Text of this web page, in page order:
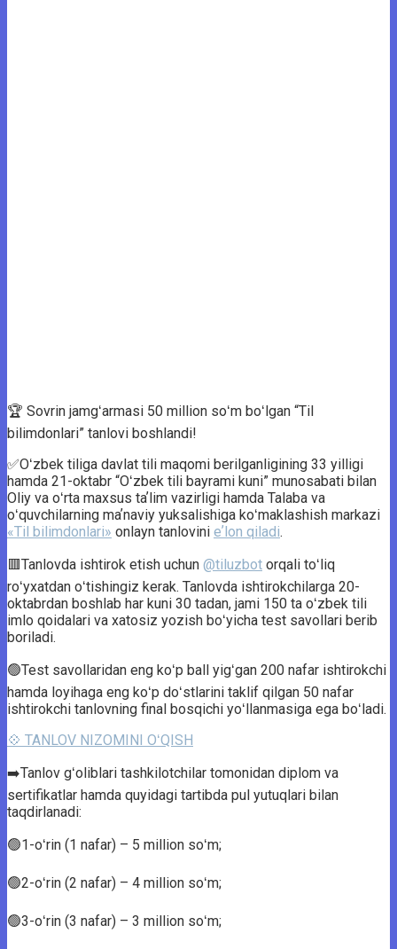
🏆 Sovrin jamgʻarmasi 50 million soʻm boʻlgan “Til
bilimdonlari” tanlovi boshlandi!
✅️Oʻzbek tiliga davlat tili maqomi berilganligining 33 yilligi
hamda 21-oktabr “Oʻzbek tili bayrami kuni” munosabati bilan
Oliy va oʻrta maxsus taʼlim vazirligi hamda Talaba va
oʻquvchilarning maʼnaviy yuksalishiga koʻmaklashish markazi
«Til bilimdonlari» onlayn tanlovini eʼlon qiladi.
🟥Tanlovda ishtirok etish uchun @tiluzbot orqali toʻliq
roʻyxatdan oʻtishingiz kerak. Tanlovda ishtirokchilarga 20-
oktabrdan boshlab har kuni 30 tadan, jami 150 ta oʻzbek tili
imlo qoidalari va xatosiz yozish boʻyicha test savollari berib
boriladi.
🟢Test savollaridan eng koʻp ball yigʻgan 200 nafar ishtirokchi
hamda loyihaga eng koʻp doʻstlarini taklif qilgan 50 nafar
ishtirokchi tanlovning final bosqichi yoʻllanmasiga ega boʻladi.
💠 TANLOV NIZOMINI OʻQISH
➡️Tanlov gʻoliblari tashkilotchilar tomonidan diplom va
sertifikatlar hamda quyidagi tartibda pul yutuqlari bilan
taqdirlanadi:
🟢1-oʻrin (1 nafar) – 5 million soʻm;
🟢2-oʻrin (2 nafar) – 4 million soʻm;
🟢3-oʻrin (3 nafar) – 3 million soʻm;